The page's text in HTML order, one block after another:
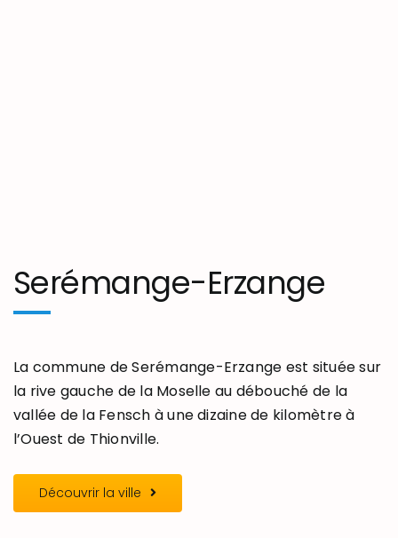
Serémange-Erzange
La commune de Serémange-Erzange est située sur
la rive gauche de la Moselle au débouché de la
vallée de la Fensch à une dizaine de kilomètre à
l’Ouest de Thionville.
Découvrir la ville